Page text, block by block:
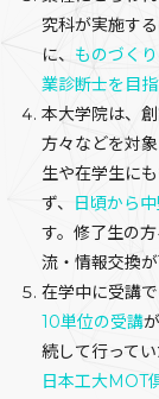
究科が実施す
に、 ものづく
業診断士を目
本大学院は、
方々などを対
生や在学生に
ず、
日頃から
す。修了生の
流・情報交換が
在学中に受講
10単位の受講
続して行って
日本工大MOT